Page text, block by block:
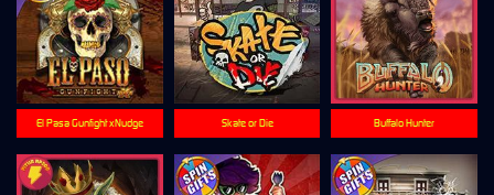
Skate or Die
El Pasa Gunfight xNudge Buffalo Hunter